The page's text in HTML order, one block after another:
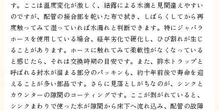
す。ここは温度変化が激しく、結露による水滴と見間違えやすい
のですが、配管の接合部を乾いた布で拭き、しばらくしてから再
度触ってみて湿っていれば水漏れと判断できます。特にジャバラ
ホースを使用している場合、経年劣化で硬化し、ひび割れが生じ
ることがあります。ホースに触れてみて柔軟性がなくなっている
と感じたら、それは交換時期の目安です。また、排水トラップと
呼ばれる封水が溜まる部分のパッキンも、約十年前後で寿命を迎
えることが多い部品です。さらに見落としがちなのが、シンクと
カウンターの隙間のコーティングです。ここが剥がれていると、
シンクまわりで使った水が隙間から床下へ流れ込み、配管の故障